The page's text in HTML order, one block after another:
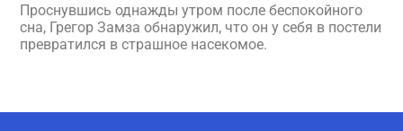
Проснувшись однажды утром после беспокойного
сна, Грегор Замза обнаружил, что он у себя в постели
превратился в страшное насекомое.